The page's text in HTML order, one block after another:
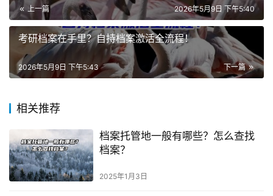
上一篇 2026年5月9日 下午5:40
考研档案在手里？自持档案激活全流程！
下一篇
2026年5月9日 下午5:43
相关推荐
档案托管地一般有哪些？怎么查找
档案？
2025年1月3日